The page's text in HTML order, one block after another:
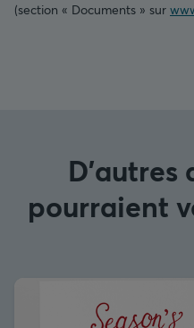
(section « Documents » sur
D'autres
pourraient